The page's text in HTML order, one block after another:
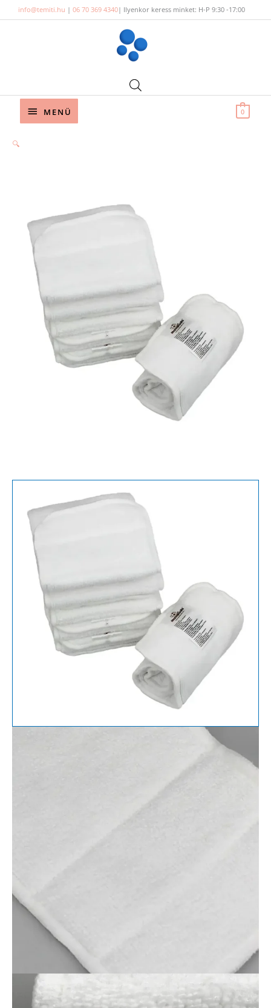
to
info@temiti.hu | 06 70 369 4340| Ilyenkor keress minket: H-P 9:30 -17:00
Below
MENÜ 0
🔍